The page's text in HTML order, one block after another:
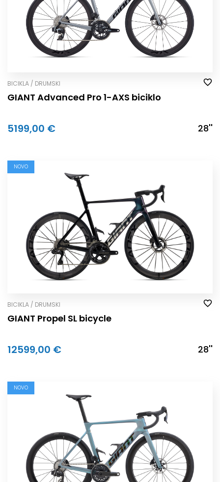
BICIKLA / DRUMSKI
GIANT Advanced Pro 1-AXS biciklo
5199,00 € 28''
NOVO
BICIKLA / DRUMSKI
GIANT Propel SL bicycle
12599,00 € 28''
NOVO